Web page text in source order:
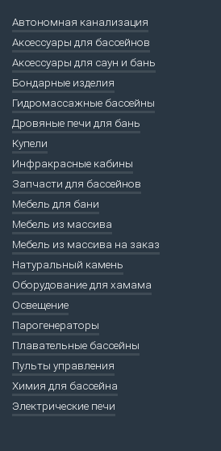
Автономная канализация
Аксессуары для бассейнов
Аксессуары для саун и бань
Бондарные изделия
Гидромассажные бассейны
Дровяные печи для бань
Купели
Инфракрасные кабины
Запчасти для бассейнов
Мебель для бани
Мебель из массива
Мебель из массива на заказ
Натуральный камень
Оборудование для хамама
Освещение
Парогенераторы
Плавательные бассейны
Пульты управления
Химия для бассейна
Электрические печи